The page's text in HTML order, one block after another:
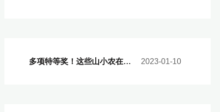
多项特等奖！这些山小农在测绘学科全国大赛中获佳绩 2023-01-10